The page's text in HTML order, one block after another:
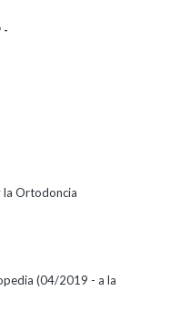
-
la Ortodoncia
(04/2019 - a la